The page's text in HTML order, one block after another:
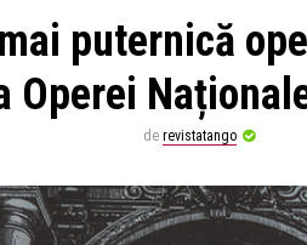
puternică
Operei
de revistatango